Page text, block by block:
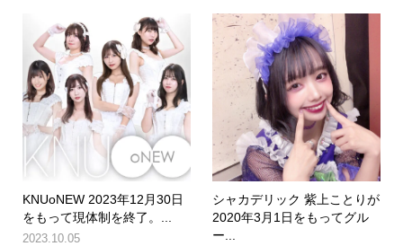
KNUoNEW 2023年12月30日
をもって現体制を終了。...
2023.10.05
シャカデリック 紫上ことりが
2020年3月1日をもってグル
ー...